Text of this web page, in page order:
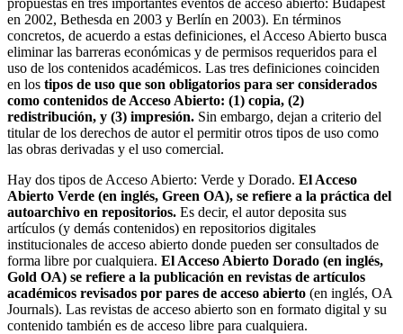
en 2002, Bethesda en 2003 y Berlín en 2003). En términos
concretos, de acuerdo a estas definiciones, el Acceso Abierto busca
eliminar las barreras económicas y de permisos requeridos para el
uso de los contenidos académicos. Las tres definiciones coinciden
en los tipos de uso que son obligatorios para ser considerados
como contenidos de Acceso Abierto: (1) copia, (2)
redistribución, y (3) impresión. Sin embargo, dejan a criterio del
titular de los derechos de autor el permitir otros tipos de uso como
las obras derivadas y el uso comercial.
Hay dos tipos de Acceso Abierto: Verde y Dorado. El Acceso
Abierto Verde (en inglés, Green OA), se refiere a la práctica del
autoarchivo en repositorios. Es decir, el autor deposita sus
artículos (y demás contenidos) en repositorios digitales
institucionales de acceso abierto donde pueden ser consultados de
forma libre por cualquiera. El Acceso Abierto Dorado (en inglés,
Gold OA) se refiere a la publicación en revistas de artículos
académicos revisados por pares de acceso abierto (en inglés, OA
Journals). Las revistas de acceso abierto son en formato digital y su
contenido también es de acceso libre para cualquiera.